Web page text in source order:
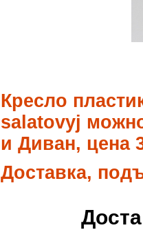
Кресло
salatovyj
и Диван, цена
Доставка,